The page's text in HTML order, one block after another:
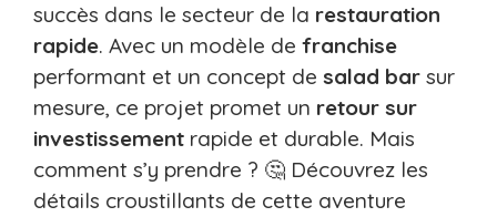
succès dans le secteur de la restauration
rapide. Avec un modèle de franchise
performant et un concept de salad bar sur
mesure, ce projet promet un retour sur
investissement rapide et durable. Mais
comment s’y prendre ? 🤔 Découvrez les
détails croustillants de cette aventure